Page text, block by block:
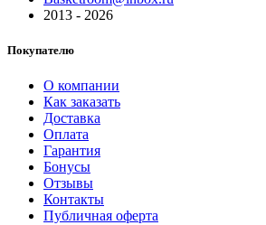
2013 - 2026
Покупателю
О компании
Как заказать
Доставка
Оплата
Гарантия
Бонусы
Отзывы
Контакты
Публичная оферта